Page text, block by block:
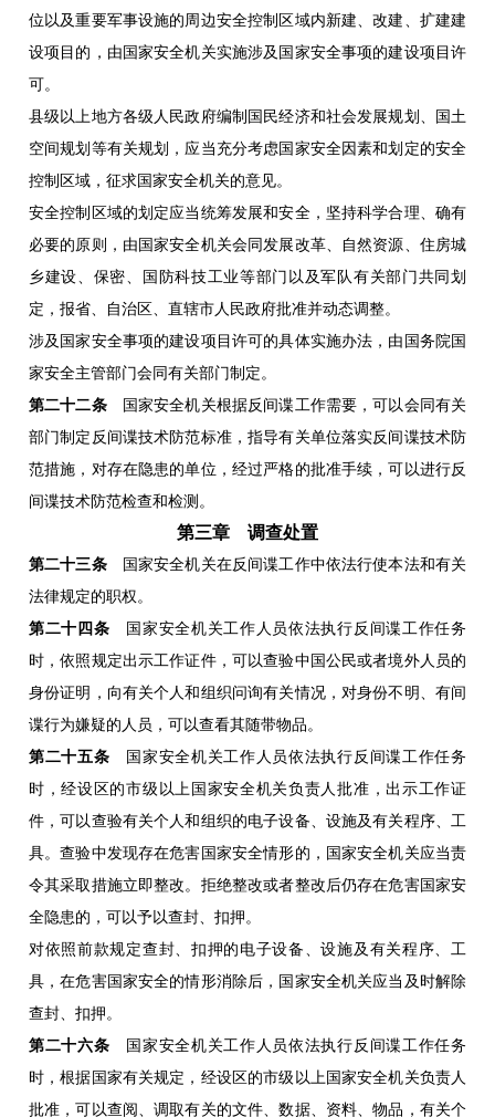
位以及重要军事设施的周边安全控制区域内新建、改建、扩建建
设项目的，由国家安全机关实施涉及国家安全事项的建设项目许
可。
县级以上地方各级人民政府编制国民经济和社会发展规划、国土
空间规划等有关规划，应当充分考虑国家安全因素和划定的安全
控制区域，征求国家安全机关的意见。
安全控制区域的划定应当统筹发展和安全，坚持科学合理、确有
必要的原则，由国家安全机关会同发展改革、自然资源、住房城
乡建设、保密、国防科技工业等部门以及军队有关部门共同划
定，报省、自治区、直辖市人民政府批准并动态调整。
涉及国家安全事项的建设项目许可的具体实施办法，由国务院国
家安全主管部门会同有关部门制定。
第二十二条国家安全机关根据反间谍工作需要，可以会同有关
部门制定反间谍技术防范标准，指导有关单位落实反间谍技术防
范措施，对存在隐患的单位，经过严格的批准手续，可以进行反
间谍技术防范检查和检测。
第三章 调查处置
第二十三条国家安全机关在反间谍工作中依法行使本法和有关
法律规定的职权。
第二十四条 国家安全机关工作人员依法执行反间谍工作任务
时，依照规定出示工作证件，可以查验中国公民或者境外人员的
身份证明，向有关个人和组织问询有关情况，对身份不明、有间
谍行为嫌疑的人员，可以查看其随带物品。
第二十五条 国家安全机关工作人员依法执行反间谍工作任务
时，经设区的市级以上国家安全机关负责人批准，出示工作证
件，可以查验有关个人和组织的电子设备、设施及有关程序、工
具。查验中发现存在危害国家安全情形的，国家安全机关应当责
令其采取措施立即整改。拒绝整改或者整改后仍存在危害国家安
全隐患的，可以予以查封、扣押。
对依照前款规定查封、扣押的电子设备、设施及有关程序、工
具，在危害国家安全的情形消除后，国家安全机关应当及时解除
查封、扣押。
第二十六条 国家安全机关工作人员依法执行反间谍工作任务
时，根据国家有关规定，经设区的市级以上国家安全机关负责人
批准，可以查阅、调取有关的文件、数据、资料、物品，有关个